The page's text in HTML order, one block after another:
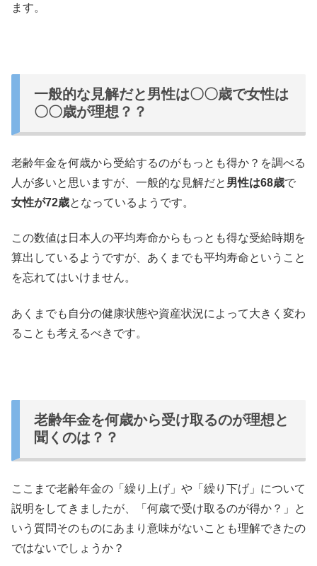
ます。
一般的な見解だと男性は〇〇歳で女性は
〇〇歳が理想？？
老齢年金を何歳から受給するのがもっとも得か？を調べる
人が多いと思いますが、一般的な見解だと 男性は68歳で
女性が72歳となっているようです。
この数値は日本人の平均寿命からもっとも得な受給時期を
算出しているようですが、あくまでも平均寿命ということ
を忘れてはいけません。
あくまでも自分の健康状態や資産状況によって大きく変わ
ることも考えるべきです。
老齢年金を何歳から受け取るのが理想と
聞くのは？？
ここまで老齢年金の「繰り上げ」や「繰り下げ」について
説明をしてきましたが、「何歳で受け取るのが得か？」と
いう質問そのものにあまり意味がないことも理解できたの
ではないでしょうか？